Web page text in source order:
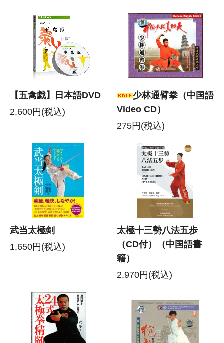
【五禽戯】日本語DVD
2,600円(税込)
少林通臂拳（中国語
Video CD）
275円(税込)
武当太極剣
1,650円(税込)
太極十三勢八法五歩
（CD付）（中国語書
籍）
2,970円(税込)